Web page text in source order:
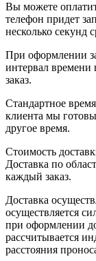
Вы можете
телефон придет
несколько секунд
При оформлении
интервал времени
заказ.
Стандартное
клиента мы
другое время.
Стоимость
Доставка по
каждый заказ.
Доставка
осуществляется
при оформлении
рассчитывается
расстояния